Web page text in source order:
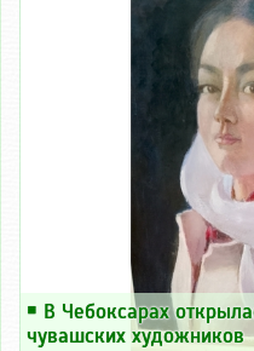
￭ В Чебоксарах
чувашских художников